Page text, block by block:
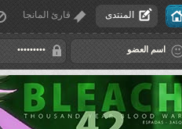
المنتدى قارئ المانجا